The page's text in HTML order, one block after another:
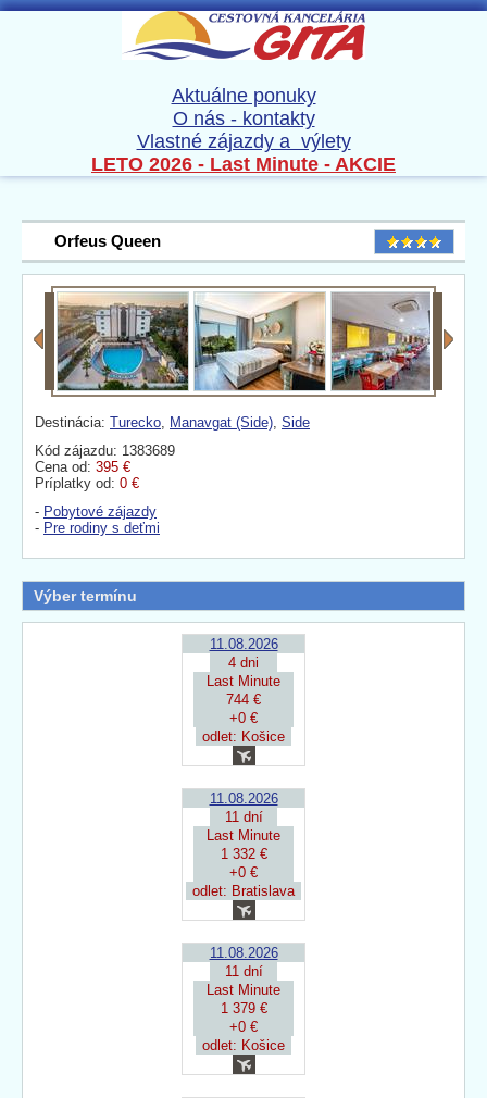
Aktuálne ponuky
O nás - kontakty
Vlastné zájazdy a výlety
LETO 2026 - Last Minute - AKCIE
Orfeus Queen
Destinácia: Turecko, Manavgat (Side), Side
Kód zájazdu: 1383689
Cena od: 395 €
Príplatky od: 0 €
- Pobytové zájazdy
- Pre rodiny s deťmi
Výber termínu
11.08.2026
4 dni
Last Minute
744 €
+0 €
odlet: Košice
11.08.2026
11 dní
Last Minute
1 332 €
+0 €
odlet: Bratislava
11.08.2026
11 dní
Last Minute
1 379 €
+0 €
odlet: Košice